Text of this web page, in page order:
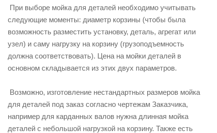
При выборе мойка для деталей необходимо учитывать
следующие моменты: диаметр корзины (чтобы была
возможность разместить установку, деталь, агрегат или
узел) и саму нагрузку на корзину (грузоподъемность
должна соответствовать). Цена на мойки деталей в
основном складывается из этих двух параметров.
Возможно, изготовление нестандартных размеров мойка
для деталей под заказ согласно чертежам Заказчика,
например для карданных валов нужна длинная мойка
деталей с небольшой нагрузкой на корзину. Также есть